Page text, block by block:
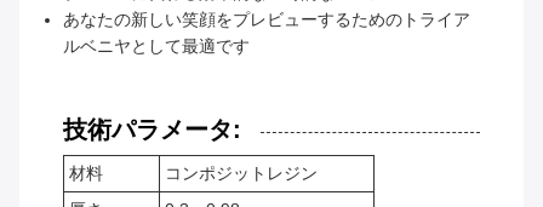
あなたの新しい笑顔をプレビューするためのトライア
ルベニヤとして最適です
技術パラメータ:
材料
コンポジットレジン